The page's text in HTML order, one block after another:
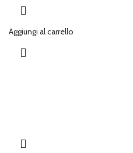
Aggiungi al carrello